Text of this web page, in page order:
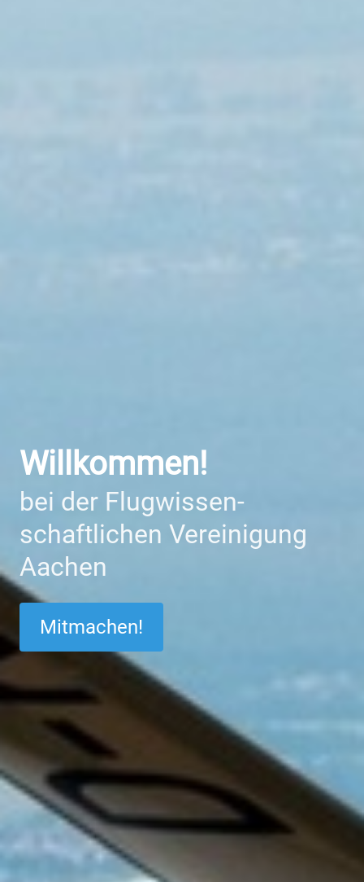
Willkommen!
bei der Flug­wissen­
schaftlichen Ver­einigung
Aachen
Mitmachen!